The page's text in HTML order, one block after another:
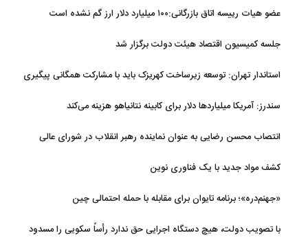
عضو هیات رییسه اتاق بازرگانی:۱۰۰ میلیارد دلار ارز گم نشده است
جلسه کمیسیون اقتصاد هیئت دولت برگزار شد
استاندار تهران: توسعه زیرساخت‌ کهریزک باید با مشارکت همگانی پیگیری
سندرز: آمریکا میلیاردها دلار برای کابینه نتانیاهو هزینه می‌کند
انتصاب محسن رضایی به عنوان نماینده رهبر انقلاب در شورای عالی
کشف مواد جدید با یک فناوری نوین
«جهنم‌دره»؛ برنامه تایوان برای مقابله با حمله احتمالی چین
با تصویب دولت، هیچ دستگاه اجرایی حق ندارد رأساً سکویی را مسدود